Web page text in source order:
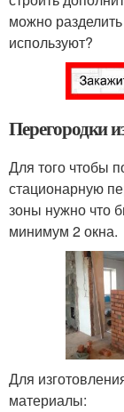
можно
используют?
Перегородки
Для того чтобы
стационарную
зоны нужно что
минимум 2 окна.
Для
материалы: